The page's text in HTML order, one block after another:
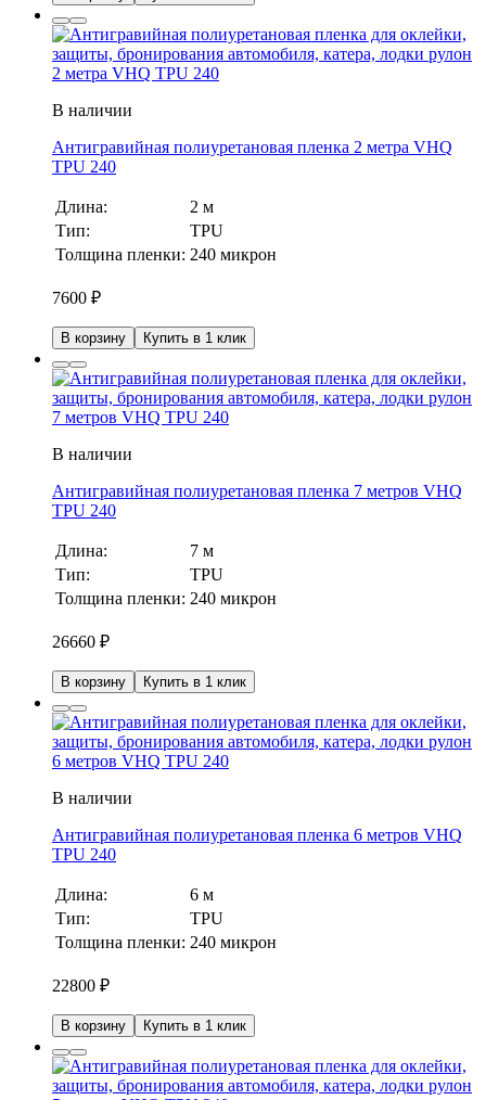
В наличии
Антигравийная полиуретановая пленка 2 метра VHQ
TPU 240
Длина:
2 м
Тип:
TPU
Толщина пленки: 240 микрон
7600 ₽
В корзину Купить в 1 клик
В наличии
Антигравийная полиуретановая пленка 7 метров VHQ
TPU 240
Длина:
7 м
Тип:
TPU
Толщина пленки: 240 микрон
26660 ₽
В корзину Купить в 1 клик
В наличии
Антигравийная полиуретановая пленка 6 метров VHQ
TPU 240
Длина:
6 м
Тип:
TPU
Толщина пленки: 240 микрон
22800 ₽
В корзину Купить в 1 клик